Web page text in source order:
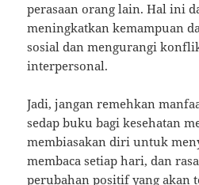
perasaan orang lain. Hal ini
meningkatkan kemampuan
sosial dan mengurangi
interpersonal.
Jadi, jangan remehkan
sedap buku bagi kesehatan
membiasakan diri untuk
membaca setiap hari, dan
perubahan positif yang akan